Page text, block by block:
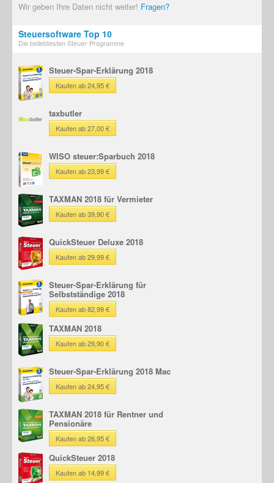
Wir geben Ihre Daten nicht weiter! Fragen?
Steuersoftware Top 10
Die beliebtesten Steuer-Programme
Steuer-Spar-Erklärung 2018
Kaufen ab 24,95 €
taxbutler
Kaufen ab 27,00 €
WISO steuer:Sparbuch 2018
Kaufen ab 23,99 €
TAXMAN 2018 für Vermieter
Kaufen ab 39,90 €
QuickSteuer Deluxe 2018
Kaufen ab 29,99 €
Steuer-Spar-Erklärung für
Selbstständige 2018
Kaufen ab 82,99 €
TAXMAN 2018
Kaufen ab 29,90 €
Steuer-Spar-Erklärung 2018 Mac
Kaufen ab 24,95 €
TAXMAN 2018 für Rentner und
Pensionäre
Kaufen ab 26,95 €
QuickSteuer 2018
Kaufen ab 14,99 €